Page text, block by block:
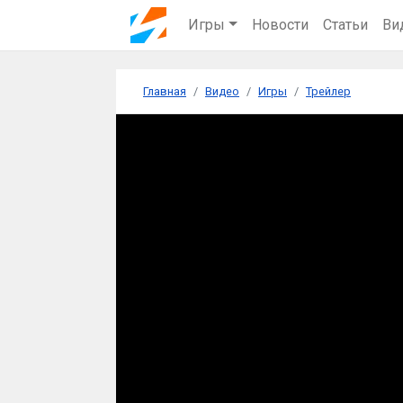
Игры Новости Статьи
Главная Видео Игры Трейлер